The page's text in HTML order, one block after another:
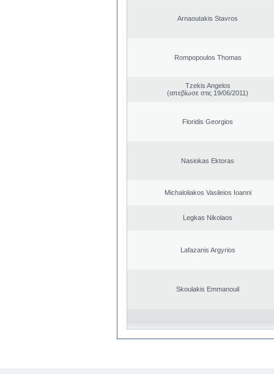
Arnaoutakis Stavros
Rompopoulos Thomas
Tzekis Angelos
(απεβίωσε στις 19/06/2011)
Floridis Georgios
Nasiokas Ektoras
Michaloliakos Vasileios Ioanni
Legkas Nikolaos
Lafazanis Argyrios
Skoulakis Emmanouil